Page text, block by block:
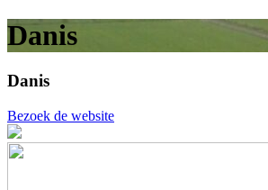
Danis
Danis
Bezoek de website